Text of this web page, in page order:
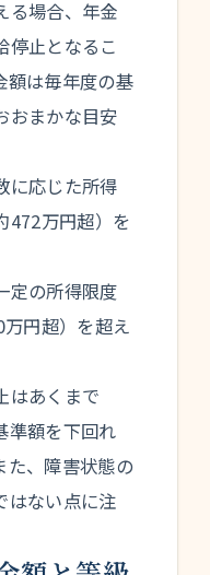
る場合、年金
停止となるこ
額は毎年度の基
おまかな目安
に応じた所得
472万円超）を
定の所得限度
円超）を超え
はあくまで
準額を下回れ
た、障害状態の
はない点に注